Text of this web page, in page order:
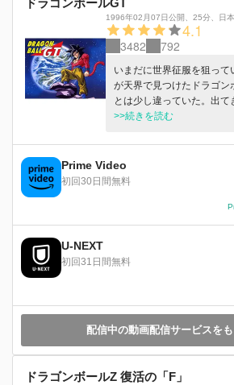
1996年02月07日公開 25分 日本
4.1
3482 792
いまだに世界征服を狙って
が天界で見つけたドラゴン
とは少し違っていた。出て
赤。とんでもないパワーの
ルを1年以内に集めなけれ
まうというのだ！悟空はト
に、宇宙へ旅立つはずだっ
まま出発してしまう。は
は、商人の惑星イメッガ。
の星で苦労していると、
に頼みのドラゴンレーダ
そのうえ、宇宙船まで星の
>>続きを読む
Prime Video
初回30日間無料
U-NEXT
初回31日間無料
配信中の動画配信サービスを
ドラゴンボールZ 復活の「F」